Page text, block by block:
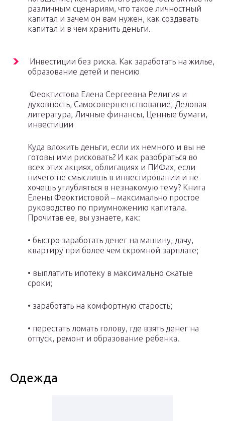
различным сценариям, что такое личностный
капитал и зачем он вам нужен, как создавать
капитал и в чем хранить деньги.
Инвестиции без риска. Как заработать на жилье,
образование детей и пенсию
Феоктистова Елена Сергеевна Религия и
духовность, Самосовершенствование, Деловая
литература, Личные финансы, Ценные бумаги,
инвестиции
Куда вложить деньги, если их немного и вы не
готовы ими рисковать? И как разобраться во
всех этих акциях, облигациях и ПИФах, если
ничего не смыслишь в инвестировании и не
хочешь углубляться в незнакомую тему? Книга
Елены Феоктистовой – максимально простое
руководство по приумножению капитала.
Прочитав ее, вы узнаете, как:
• быстро заработать денег на машину, дачу,
квартиру при более чем скромной зарплате;
• выплатить ипотеку в максимально сжатые
сроки;
• заработать на комфортную старость;
• перестать ломать голову, где взять денег на
отпуск, ремонт и образование ребенка.
Одежда